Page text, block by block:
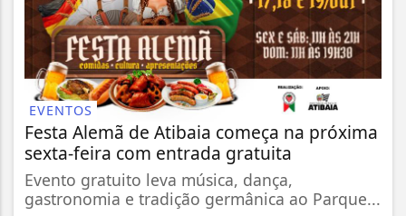
EVENTOS
Festa Alemã de Atibaia começa na próxima
sexta-feira com entrada gratuita
Evento gratuito leva música, dança,
gastronomia e tradição germânica ao Parque...